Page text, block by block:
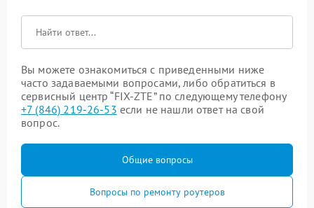
Вы можете ознакомиться с приведенными ниже
часто задаваемыми вопросами, либо обратиться в
сервисный центр “FIX-ZTE” по следующему телефону
+7 (846) 219-26-53 если не нашли ответ на свой
вопрос.
Общие вопросы
Вопросы по ремонту роутеров